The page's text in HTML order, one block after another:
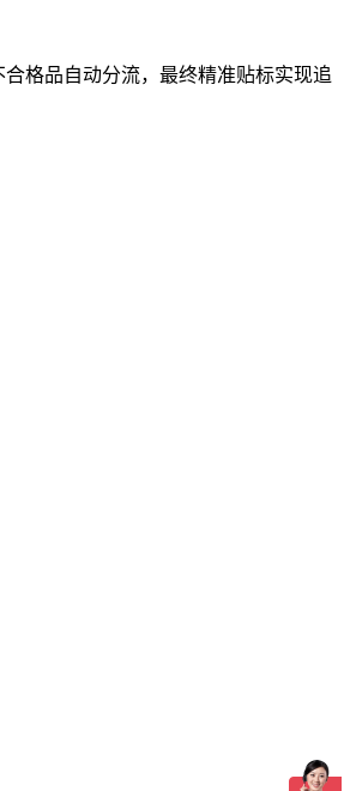
格品自动分流，最终精准贴标实现追